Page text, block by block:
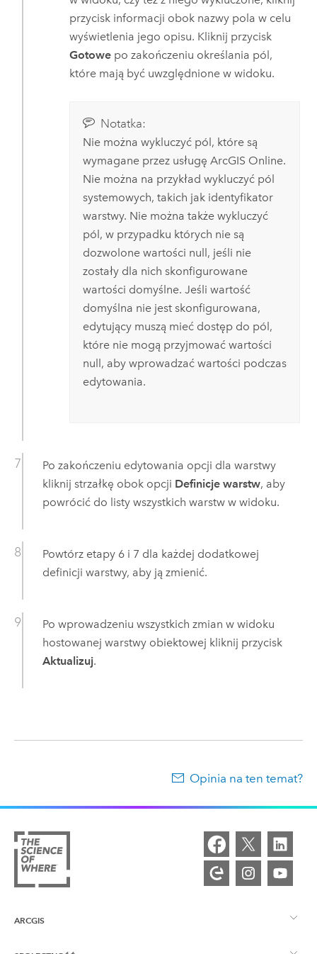
przycisk informacji obok nazwy pola w celu
wyświetlenia jego opisu. Kliknij przycisk
Gotowe po zakończeniu określania pól,
które mają być uwzględnione w widoku.
Notatka:
Nie można wykluczyć pól, które są
wymagane przez usługę ArcGIS Online.
Nie można na przykład wykluczyć pól
systemowych, takich jak identyfikator
warstwy. Nie można także wykluczyć
pól, w przypadku których nie są
dozwolone wartości null, jeśli nie
zostały dla nich skonfigurowane
wartości domyślne. Jeśli wartość
domyślna nie jest skonfigurowana,
edytujący muszą mieć dostęp do pól,
które nie mogą przyjmować wartości
null, aby wprowadzać wartości podczas
edytowania.
Po zakończeniu edytowania opcji dla warstwy
kliknij strzałkę obok opcji Definicje warstw, aby
powrócić do listy wszystkich warstw w widoku.
Powtórz etapy 6 i 7 dla każdej dodatkowej
definicji warstwy, aby ją zmienić.
Po wprowadzeniu wszystkich zmian w widoku
hostowanej warstwy obiektowej kliknij przycisk
Aktualizuj.
Opinia na ten temat?
ARCGIS